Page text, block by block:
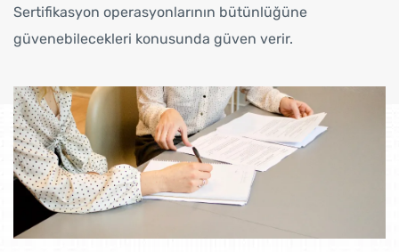
Sertifikasyon operasyonlarının bütünlüğüne
güvenebilecekleri konusunda güven verir.